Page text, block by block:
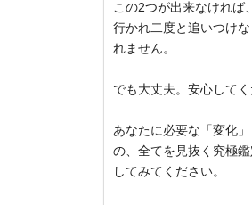
この2つが出来なければ
行かれ二度と追いつけ
れません。
でも大丈夫。安心してく
あなたに必要な「変化
の、全てを見抜く究極鑑
してみてください。